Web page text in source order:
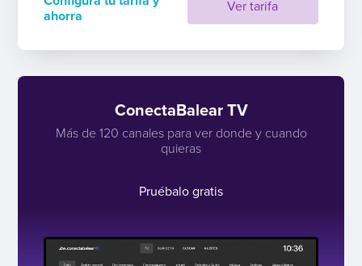
Ver tarifa
ahorra
ConectaBalear TV
Más de 120 canales para ver donde y cuando
quieras
Pruébalo gratis